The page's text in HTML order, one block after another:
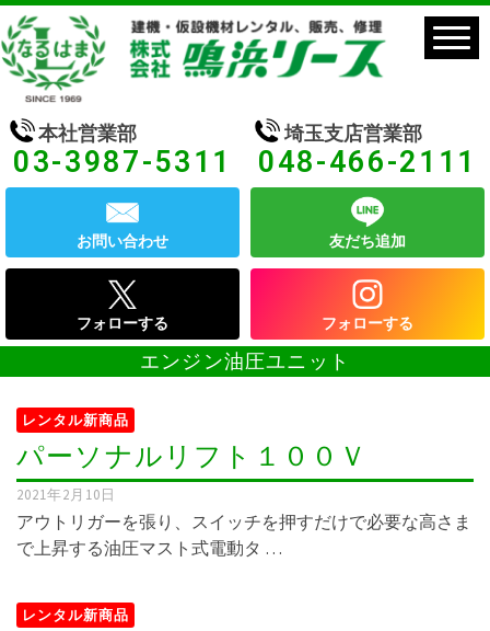
本社営業部
03-3987-5311
埼玉支店営業部
048-466-2111
お問い合わせ 友だち追加
フォローする フォローする
エンジン油圧ユニット
レンタル新商品
パーソナルリフト１００Ｖ
2021年2月10日
アウトリガーを張り、スイッチを押すだけで必要な高さま
で上昇する油圧マスト式電動タ …
レンタル新商品